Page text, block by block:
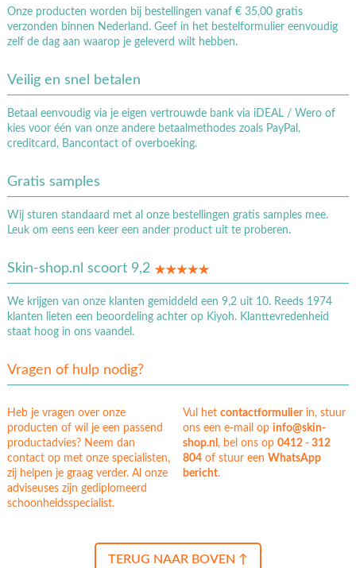
Onze producten worden bij bestellingen vanaf € 35,00 gratis
verzonden binnen Nederland. Geef in het bestelformulier eenvoudig
zelf de dag aan waarop je geleverd wilt hebben.
Veilig en snel betalen
Betaal eenvoudig via je eigen vertrouwde bank via iDEAL / Wero of
kies voor één van onze andere betaalmethodes zoals PayPal,
creditcard, Bancontact of overboeking.
Gratis samples
Wij sturen standaard met al onze bestellingen gratis samples mee.
Leuk om eens een keer een ander product uit te proberen.
Skin-shop.nl scoort 9,2
We krijgen van onze klanten gemiddeld een 9,2 uit 10. Reeds 1974
klanten lieten een beoordeling achter op Kiyoh. Klanttevredenheid
staat hoog in ons vaandel.
Vragen of hulp nodig?
Heb je vragen over onze
producten of wil je een passend
productadvies? Neem dan
contact op met onze specialisten,
zij helpen je graag verder. Al onze
adviseuses zijn gediplomeerd
schoonheidsspecialist.
Vul hetcontactformulierin, stuur
ons een e-mail op info@skin-
shop.nl, bel ons op0412 - 312
804 of stuur eenWhatsApp
bericht.
TERUG NAAR BOVEN ↑